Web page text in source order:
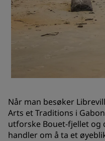
Når man besøker
Arts et Traditions i
utforske Bouet-fjellet og
handler om å ta et